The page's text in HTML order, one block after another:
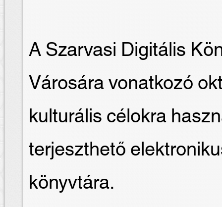
A Szarvasi Digitális
Városára vonatkozó
kulturális célokra
terjeszthető
könyvtára.